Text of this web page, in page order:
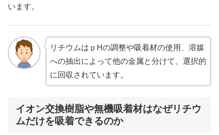
います。
リチウムはｐHの調整や吸着材の使用、溶媒
への抽出によって他の金属と分けて、選択的
に回収されています。
イオン交換樹脂や無機吸着材はなぜリチウ
ムだけを吸着できるのか